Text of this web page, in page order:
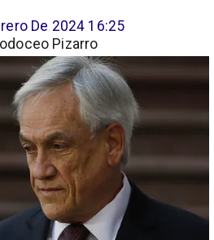
De 2024 16:25
Pizarro